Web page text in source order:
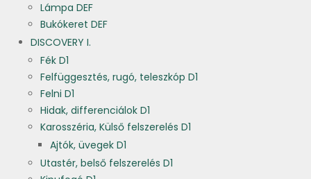
Lámpa DEF
Bukókeret DEF
DISCOVERY I.
Fék D1
Felfüggesztés, rugó, teleszkóp D1
Felni D1
Hidak, differenciálok D1
Karosszéria, Külső felszerelés D1
Ajtók, üvegek D1
Utastér, belső felszerelés D1